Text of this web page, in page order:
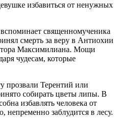
священномученика
смерть за веру в Антиохии
Максимилиана. Мощи
чудесам, которые
прозвали Терентий или
собирать цветы липы. В
избавлять человека от
непременно заблудится в лесу.